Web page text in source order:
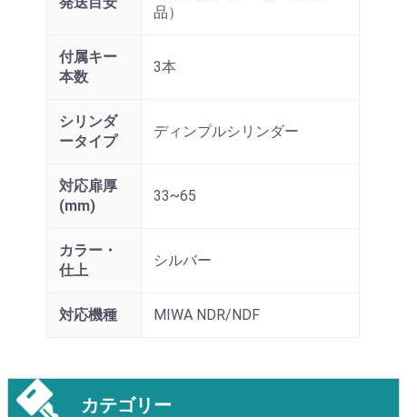
品）
付属キー
本数
3本
シリンダ
ータイプ
ディンプルシリンダー
対応扉厚
(mm)
33~65
カラー・
仕上
シルバー
対応機種 MIWA NDR/NDF
カテゴリー